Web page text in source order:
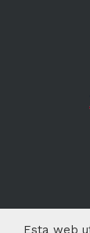
Esta web